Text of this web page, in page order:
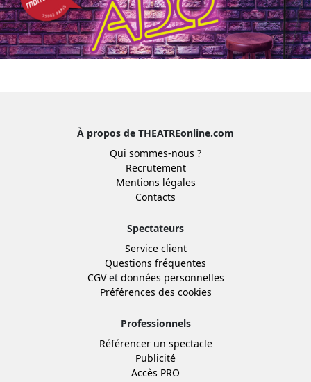
À propos de THEATREonline.com
Qui sommes-nous ?
Recrutement
Mentions légales
Contacts
Spectateurs
Service client
Questions fréquentes
CGVet données personnelles
Préférences des cookies
Professionnels
Référencer un spectacle
Publicité
Accès PRO